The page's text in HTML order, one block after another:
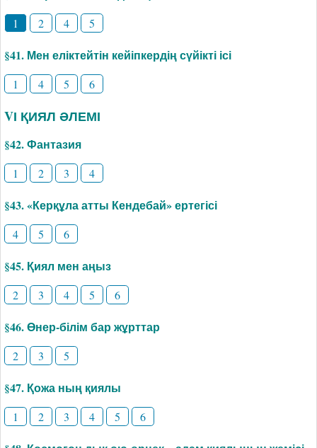
1 2 4 5
§41. Мен еліктейтін кейіпкердің сүйікті ісі
1 4 5 6
VІ ҚИЯЛ ӘЛЕМІ
§42. Фантазия
1 2 3 4
§43. «Керқұла атты Кендебай» ертегісі
4 5 6
§45. Қиял мен аңыз
2 3 4 5 6
§46. Өнер-білім бар жұрттар
2 3 5
§47. Қожа ның қиялы
1 2 3 4 5 6